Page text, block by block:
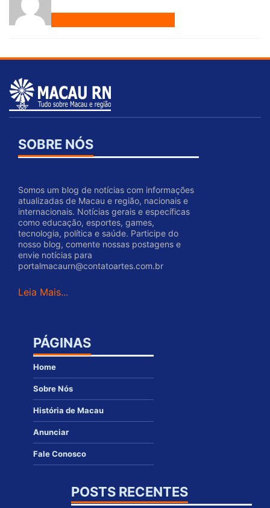
SOBRE NÓS
Somos um blog de notícias com informações
atualizadas de Macau e região, nacionais e
internacionais. Notícias gerais e específicas
como educação, esportes, games,
tecnologia, política e saúde. Participe do
nosso blog, comente nossas postagens e
envie notícias para
portalmacaurn@contatoartes.com.br
Leia Mais...
PÁGINAS
Home
Sobre Nós
História de Macau
Anunciar
Fale Conosco
POSTS RECENTES